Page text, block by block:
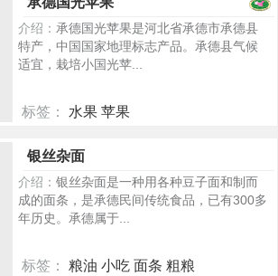
介绍： 承德国光苹果是河北省承德市承德县
特产，中国国家地理标志产品。承德县气候
适宜，栽培小国光苹...
标签： 水果 苹果
银丝杂面
介绍： 银丝杂面是一种用各种豆子面和制而
成的面条，是承德民间传统食品，已有300多
年历史。承德属于...
标签： 粮油 小吃 面条 粗粮